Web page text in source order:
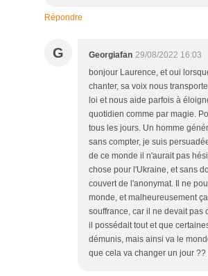
Répondre
G Georgiafan 29/08/2022 16:03
bonjour Laurence, et oui
chanter, sa voix nous
loi et nous aide parfois à
quotidien comme par magie.
tous les jours. Un homme
sans compter, je suis
de ce monde il n'aurait pas
chose pour l'Ukraine, et sans
couvert de l'anonymat. Il ne
monde, et malheureusement
souffrance, car il ne devait pas
il possédait tout et que
démunis, mais ainsi va le
que cela va changer un jour